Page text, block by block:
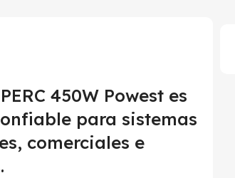
450W Powest es
para sistemas
comerciales e